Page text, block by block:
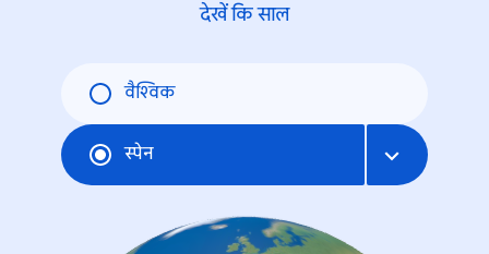
देखें कि साल
वैश्विक
स्पेन